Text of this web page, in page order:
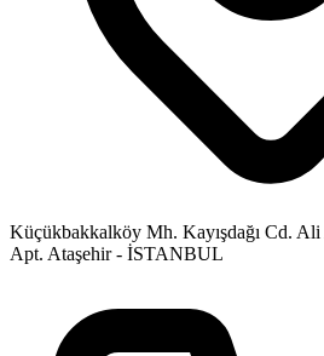
Küçükbakkalköy Mh. Kayışdağı Cd.
Apt. Ataşehir - İSTANBUL